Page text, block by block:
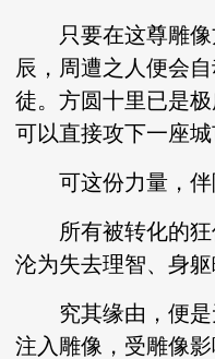
只要在这尊雕像
辰，周遭之人便会
徒。方圆十里已是
可以直接攻下一座城
可这份力量，伴
所有被转化的狂
沦为失去理智、身躯
究其缘由，便是
注入雕像，受雕像